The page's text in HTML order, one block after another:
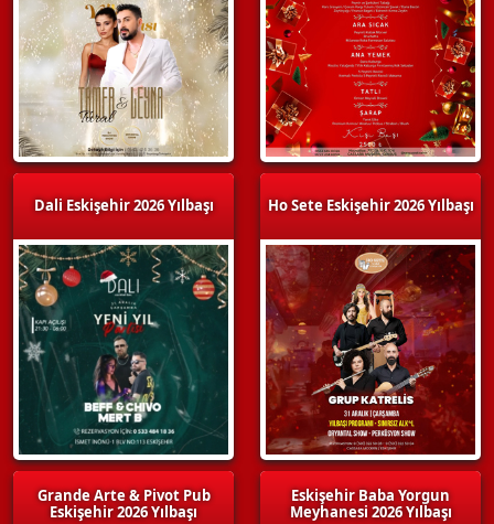
Dali Eskişehir 2026 Yılbaşı
Grande Arte & Pivot Pub
Eskişehir 2026 Yılbaşı
Ho Sete Eskişehir 2026 Yılbaşı
Eskişehir Baba Yorgun
Meyhanesi 2026 Yılbaşı